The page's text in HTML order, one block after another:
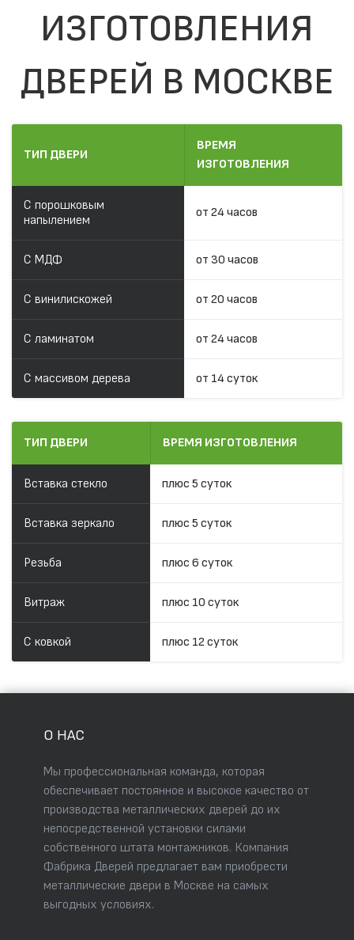
ИЗГОТОВЛЕНИЯ
ДВЕРЕЙ В МОСКВЕ
ТИП ДВЕРИ
ВРЕМЯ
ИЗГОТОВЛЕНИЯ
С порошковым
напылением
от 24 часов
С МДФ от 30 часов
С винилискожей от 20 часов
С ламинатом от 24 часов
С массивом дерева от 14 суток
ТИП ДВЕРИ ВРЕМЯ ИЗГОТОВЛЕНИЯ
Вставка стекло плюс 5 суток
Вставка зеркало плюс 5 суток
Резьба плюс 6 суток
Витраж плюс 10 суток
С ковкой плюс 12 суток
О НАС
Мы профессиональная команда, которая
обеспечивает постоянное и высокое качество от
производства металлических дверей до их
непосредственной установки силами
собственного штата монтажников. Компания
Фабрика Дверей предлагает вам приобрести
металлические двери в Москве на самых
выгодных условиях.